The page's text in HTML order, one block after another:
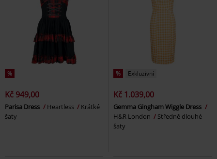
%
Kč 949,00
Parisa Dress Heartless
Krátké
šaty
% Exkluzivní
Kč 1.039,00
Gemma Gingham Wiggle Dress
H&R London
Středně dlouhé
šaty